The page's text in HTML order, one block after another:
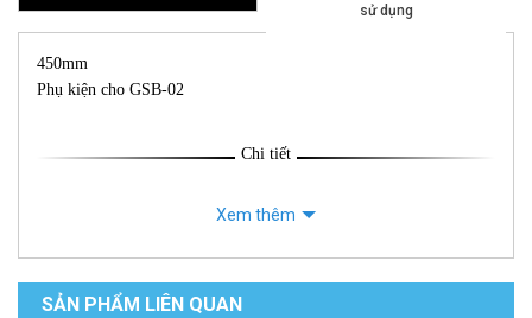
sử dụng
450mm
Phụ kiện cho GSB-02
Chi tiết
Xem thêm
SẢN PHẨM LIÊN QUAN